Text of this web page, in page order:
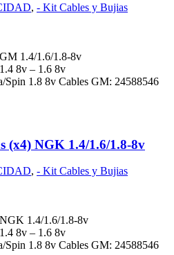
, - Kit Cables y Bujias
1.4/1.6/1.8-8v
8v – 1.6 8v
Spin 1.8 8v Cables GM: 24588546
(x4) NGK 1.4/1.6/1.8-8v
, - Kit Cables y Bujias
1.4/1.6/1.8-8v
8v – 1.6 8v
Spin 1.8 8v Cables GM: 24588546